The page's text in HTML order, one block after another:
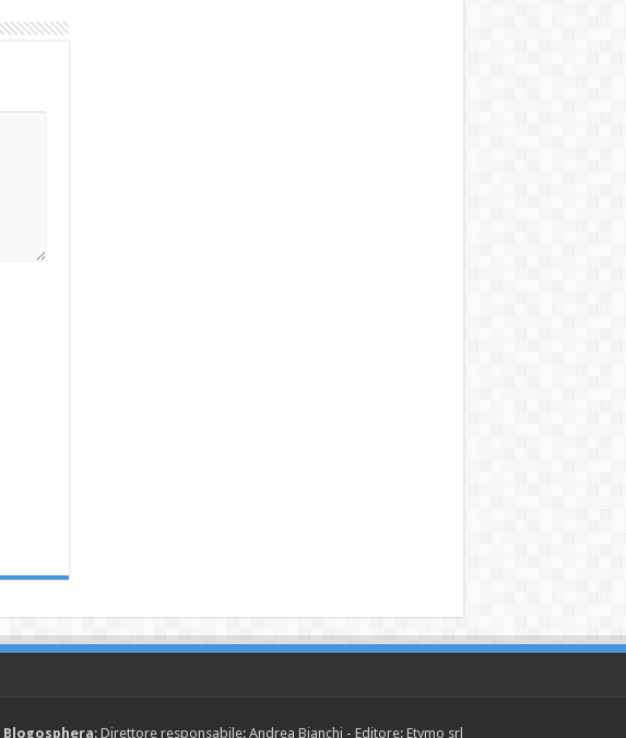
Blogosphera: Direttore responsabile: Andrea Bianchi - Editore: Etymo srl